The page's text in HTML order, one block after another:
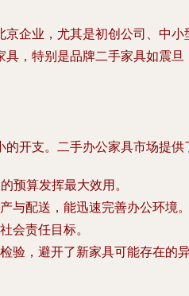
企业，尤其是初创公司、中
，特别是品牌二手家具如震
开支。二手办公家具市场提供
预算发挥最大效用。
与配送，能迅速完善办公环境。
会责任目标。
验，避开了新家具可能存在的